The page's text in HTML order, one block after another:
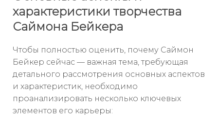
характеристики творчества
Саймона Бейкера
Чтобы полностью оценить, почему Саймон
Бейкер сейчас — важная тема, требующая
детального рассмотрения основных аспектов
и характеристик, необходимо
проанализировать несколько ключевых
элементов его карьеры: